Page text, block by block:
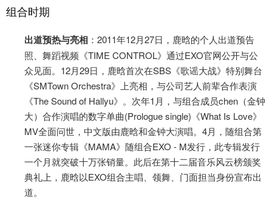
组合时期
出道预热与亮相 ：2011年12月27日，鹿晗的个人出道预告
照、舞蹈视频《TIME CONTROL》通过EXO官网公开与公
众见面。12月29日，鹿晗首次在SBS《歌谣大战》特别舞台
《SMTown Orchestra》上亮相，与公司艺人前辈合作表演
《The Sound of Hallyu》。次年1月，与组合成员chen（金钟
大）合作演唱的数字单曲(Prologue single)《What Is Love》
MV全面问世，中文版由鹿晗和金钟大演唱。4月，随组合第
一张迷你专辑《MAMA》随组合EXO - M发行，此专辑发行
一个月就突破十万张销量。此后在第十二届音乐风云榜颁奖
典礼上，鹿晗以EXO组合主唱、领舞、门面担当身份宣布出
道。